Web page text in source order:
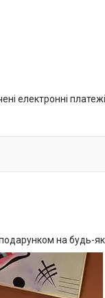
електронні
на будь-